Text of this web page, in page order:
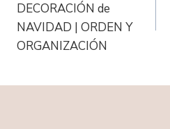
DECORACIÓN de
NAVIDAD | ORDEN Y
ORGANIZACIÓN